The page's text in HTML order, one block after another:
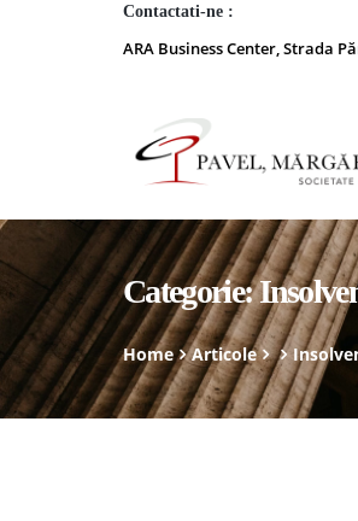
Contactati-ne :
ARA Business Center, Strada
Categorie:
Home Articole